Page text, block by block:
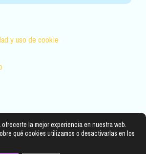
y uso de cookie
la mejor experiencia en nuestra web.
qué cookies utilizamos o desactivarlas en los